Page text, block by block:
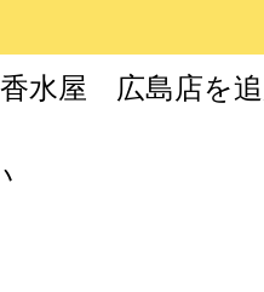
水屋 広島店を追